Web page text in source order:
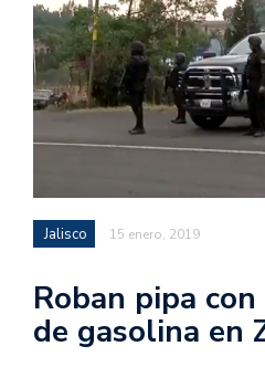
Jalisco 15 enero, 2019
Roban pipa
de gasolina en